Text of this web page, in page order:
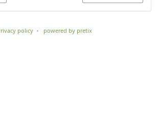
policy powered by pretix